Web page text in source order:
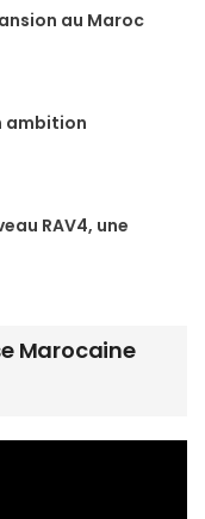
au Maroc
ambition
RAV4, une
Marocaine